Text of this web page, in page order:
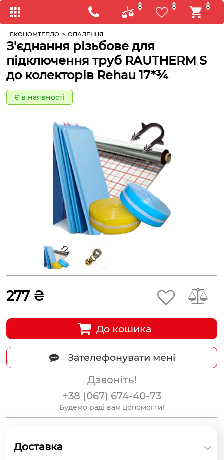
0 0 0
ЕКОНОМТЕПЛО > ОПАЛЕННЯ
З'єднання різьбове для
підключення труб RAUTHERM S
до колекторів Rehau 17*¾
Є в наявності
277 ₴
До кошика
Зателефонувати мені
Дзвоніть!
+38 (067) 674-40-73
Будемо раді вам допомогти!
Доставка